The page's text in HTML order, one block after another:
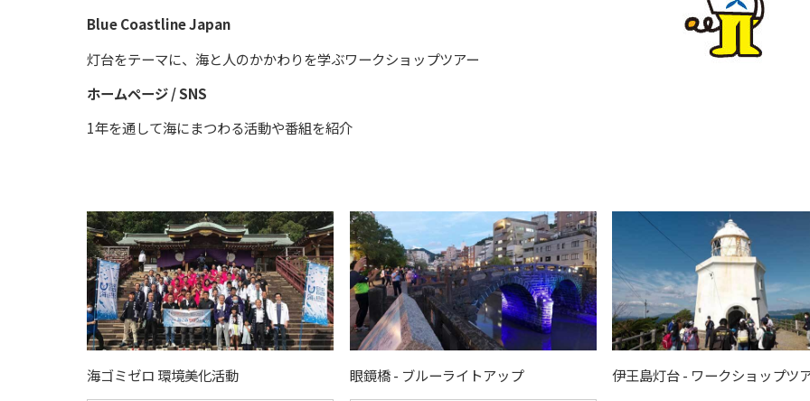
Blue Coastline Japan
灯台をテーマに、海と人のかかわりを学ぶワークショップツアー
ホームページ / SNS
1年を通して海にまつわる活動や番組を紹介
海ゴミゼロ 環境美化活動 眼鏡橋 - ブルーライトアップ 伊王島灯台 - ワークショップツ